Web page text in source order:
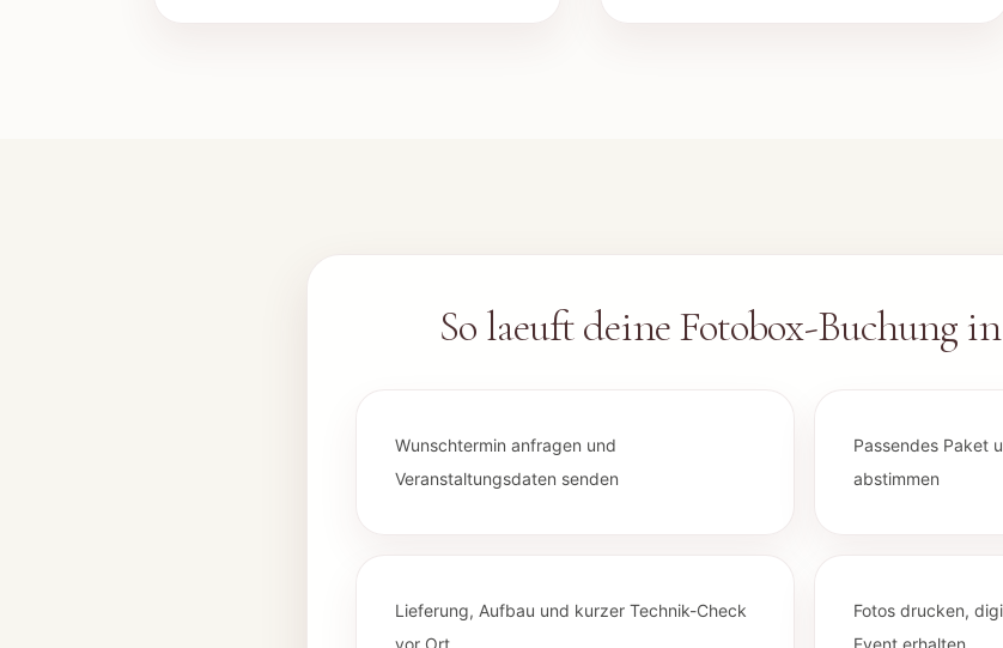
So laeuft deine Fotobox-Buchung in
Wunschtermin anfragen und
Veranstaltungsdaten senden
Passendes Paket
abstimmen
Lieferung, Aufbau und kurzer Technik-Check
vor Ort
Fotos drucken,
Event erhalten